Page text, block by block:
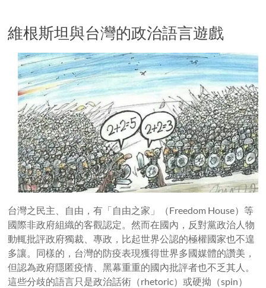
維根斯坦與台灣的政治語言遊戲
台灣之民主、自由，有「自由之家」（Freedom House）等
國際非政府組織的客觀認定。然而在國內，反對黨政治人物
動輒批評政府獨裁、專政，比起世界公認的極權國家也不遑
多讓。同樣的，台灣的防疫表現獲得世界多國媒體的讚美，
但認為政府隱匿疫情、黑幕重重的國內批評者也不乏其人。
這些分歧的語言只是政治話術（rhetoric）或硬拗（spin）